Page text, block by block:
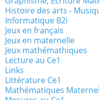
Histoire des arts -
Informatique B2i
Jeux en français
Jeux en maternelle
Jeux mathémathiques
Lecture au Ce1
Links
Littérature Ce1
Mathématiques